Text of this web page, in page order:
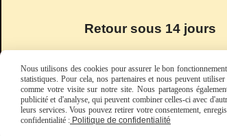
Retour sous 14 jours
Nous utilisons des cookies pour assurer le bon
statistiques. Pour cela, nos partenaires et nous peuvent
comme votre visite sur notre site. Nous partageons
publicité et d'analyse, qui peuvent combiner celles-ci avec
leurs services. Vous pouvez retirer votre consentement,
confidentialité : Politique de confidentialité